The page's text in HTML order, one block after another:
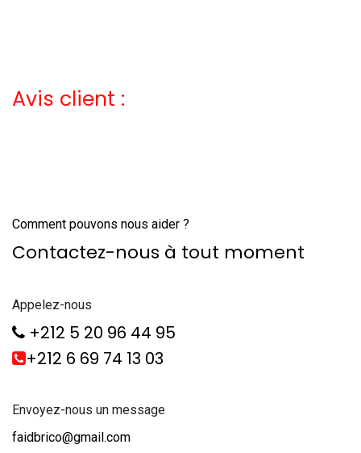
Avis client :
Comment pouvons nous aider ?
Contactez-nous à tout moment
Appelez-nous
+212 5 20 96 44 95
+212 6 69 74 13 03
Envoyez-nous un message
faidbrico@gmail.com